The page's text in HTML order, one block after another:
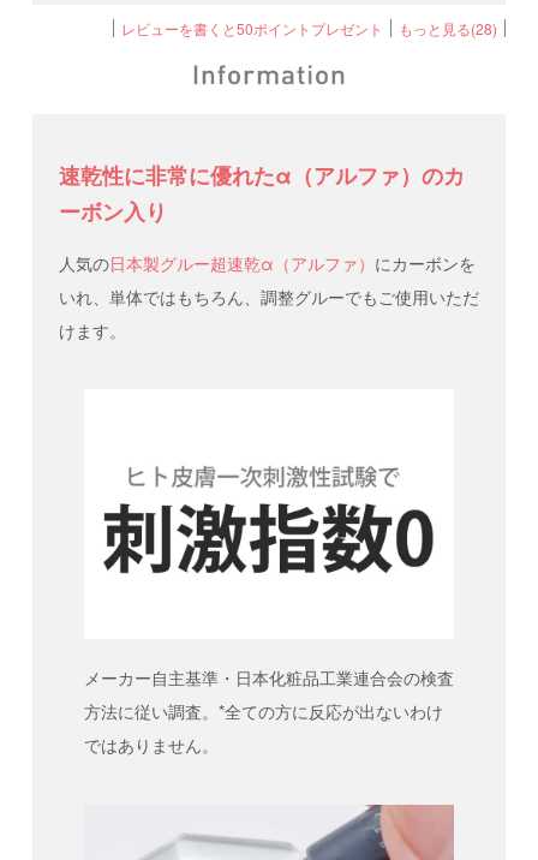
レビューを書くと50ポイントプレゼント もっと見る(28)
速乾性に非常に優れたα（アルファ）のカ
ーボン入り
人気の日本製グルー超速乾α（アルファ） にカーボンを
いれ、単体ではもちろん、調整グルーでもご使用いただ
けます。
メーカー自主基準・日本化粧品工業連合会の検査
方法に従い調査。*全ての方に反応が出ないわけ
ではありません。